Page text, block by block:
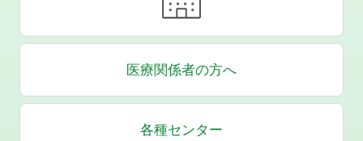
医療関係者の方へ
各種センター